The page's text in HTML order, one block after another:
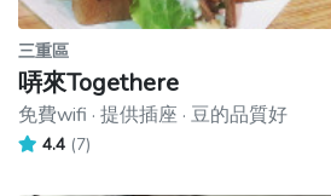
三重區
哢來Togethere
免費wifi · 提供插座 · 豆的品質好
4.4 (7)